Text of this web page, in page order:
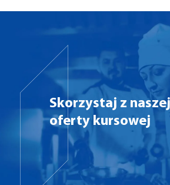
Skorzystaj z naszej
oferty kursowej